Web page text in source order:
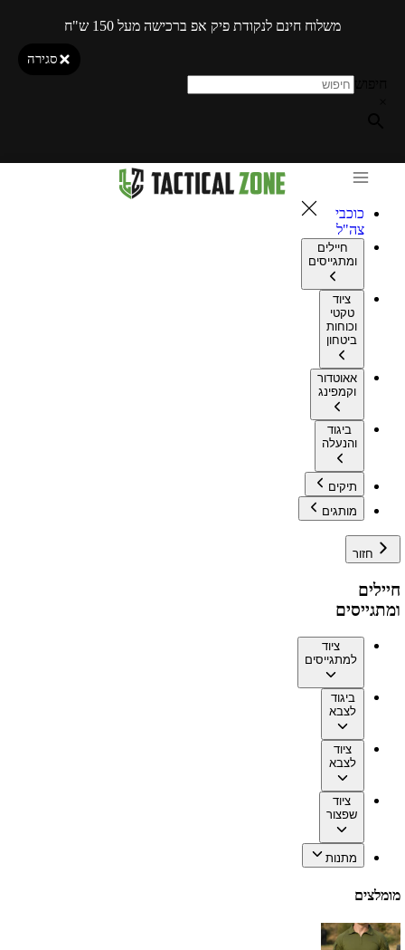
משלוח חינם לנקודת פיק אפ ברכישה מעל 150 ש"ח
סגירה
כוכבי
צה"ל
חיילים
ומתגייסים
ציוד
טקטי
וכוחות
ביטחון
אאוטדור
וקמפינג
ביגוד
והנעלה
תיקים
מותגים
חזור
חיילים
ומתגייסים
ציוד
למתגייסים
ביגוד
לצבא
ציוד
לצבא
ציוד
שפצור
מתנות
מומלצים